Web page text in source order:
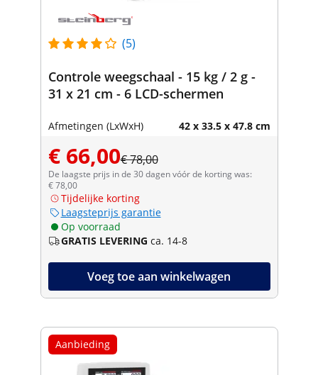
(5)
Controle weegschaal - 15 kg / 2 g -
31 x 21 cm - 6 LCD-schermen
Afmetingen (LxWxH) 42 x 33.5 x 47.8 cm
€ 66,00€ 78,00
De laagste prijs in de 30 dagen vóór de korting was:
€ 78,00
Tijdelijke korting
Laagsteprijs garantie
Op voorraad
GRATIS LEVERING ca. 14-8
Voeg toe aan winkelwagen
Aanbieding